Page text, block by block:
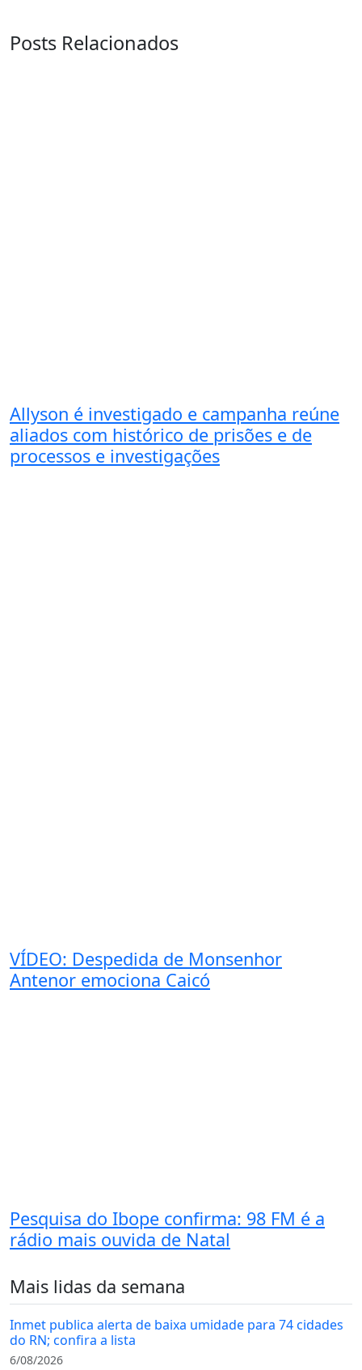
Posts Relacionados
Allyson é investigado e campanha reúne
aliados com histórico de prisões e de
processos e investigações
VÍDEO: Despedida de Monsenhor
Antenor emociona Caicó
Pesquisa do Ibope confirma: 98 FM é a
rádio mais ouvida de Natal
Mais lidas da semana
Inmet publica alerta de baixa umidade para 74 cidades
do RN; confira a lista
6/08/2026